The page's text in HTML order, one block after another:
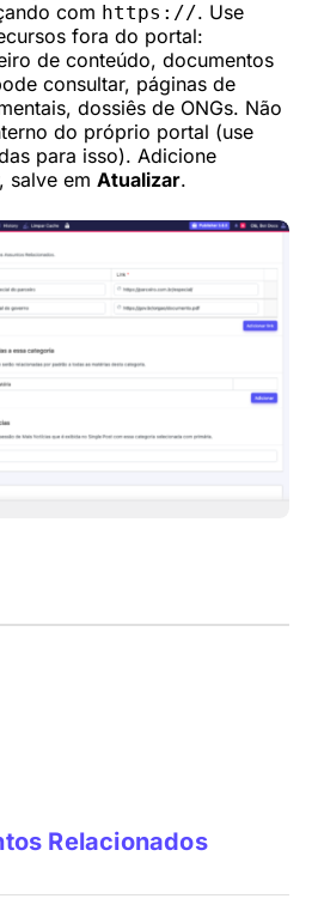
com https://. Use
fora do portal:
de conteúdo, documentos
consultar, páginas de
dossiês de ONGs. Não
do próprio portal (use
para isso). Adicione
salve em Atualizar.
Relacionados